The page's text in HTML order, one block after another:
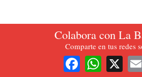
Colabora con La
Comparte en tus redes
FacebookWhatsApp
X
Ver todo el archivo